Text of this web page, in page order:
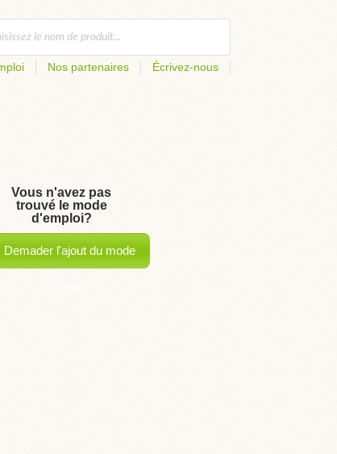
Nos partenaires Écrivez-nous
Vous n'avez pas
trouvé le mode
d'emploi?
Demader l'ajout du mode